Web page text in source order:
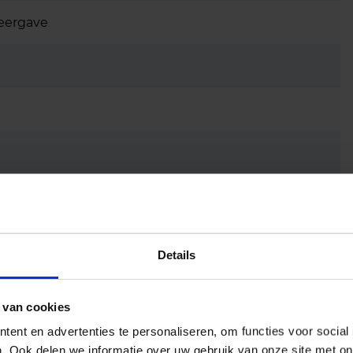
Details
cookies
en advertenties te personaliseren, om functies voor social
Ook delen we informatie over uw gebruik van onze site met